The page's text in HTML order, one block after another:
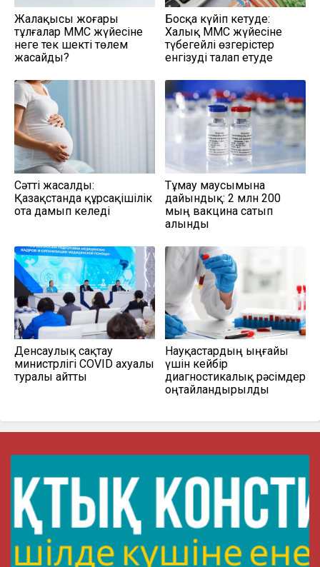
Жалақысы жоғары
тұлғалар МӘМС жүйесіне
неге тек шекті төлем
жасайды?
Босқа күйіп кетуде:
Халық МӘМС жүйесіне
түбегейлі өзгерістер
енгізуді талап етуде
Сәтті жасалды:
Қазақстанда құрсақішілік
ота дамып келеді
Тұмау маусымына
дайындық: 2 млн 200
мың вакцина сатып
алынды
Денсаулық сақтау
министрлігі COVID ахуалы
туралы айтты
Науқастардың ыңғайы
үшін кейбір
диагностикалық рәсімдер
оңтайландырылды